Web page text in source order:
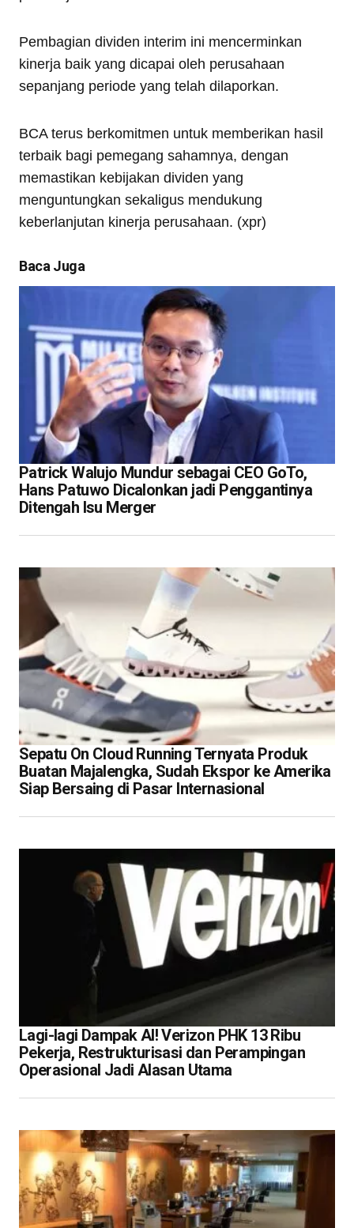
Pembagian dividen interim ini mencerminkan
kinerja baik yang dicapai oleh perusahaan
sepanjang periode yang telah dilaporkan.
BCA terus berkomitmen untuk memberikan hasil
terbaik bagi pemegang sahamnya, dengan
memastikan kebijakan dividen yang
menguntungkan sekaligus mendukung
keberlanjutan kinerja perusahaan. (xpr)
Baca Juga
Patrick Walujo Mundur sebagai CEO GoTo,
Hans Patuwo Dicalonkan jadi Penggantinya
Ditengah Isu Merger
Sepatu On Cloud Running Ternyata Produk
Buatan Majalengka, Sudah Ekspor ke Amerika
Siap Bersaing di Pasar Internasional
Lagi-lagi Dampak AI! Verizon PHK 13 Ribu
Pekerja, Restrukturisasi dan Perampingan
Operasional Jadi Alasan Utama